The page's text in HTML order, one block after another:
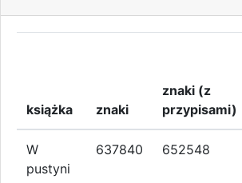
książka znaki
znaki (z
przypisami)
W
pustyni
637840 652548